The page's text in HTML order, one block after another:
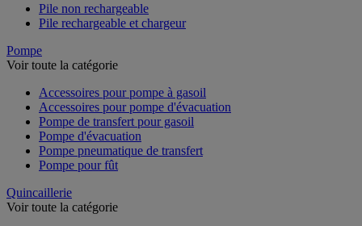
Pile non rechargeable
Pile rechargeable et chargeur
Pompe
Voir toute la catégorie
Accessoires pour pompe à gasoil
Accessoires pour pompe d'évacuation
Pompe de transfert pour gasoil
Pompe d'évacuation
Pompe pneumatique de transfert
Pompe pour fût
Quincaillerie
Voir toute la catégorie